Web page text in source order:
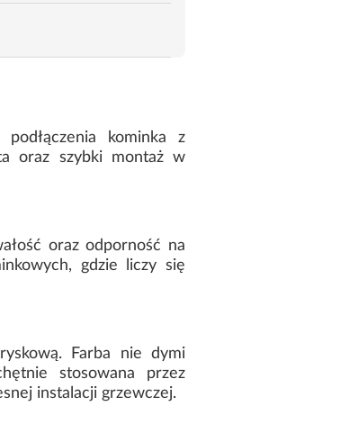
kominka z
oraz szybki montaż w
oraz odporność na
gdzie liczy się
Farba nie dymi
stosowana przez
instalacji grzewczej.